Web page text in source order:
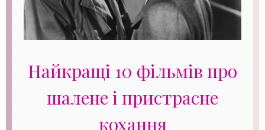
Найкращі 10 фільмів про
шалене і пристрасне
кохання